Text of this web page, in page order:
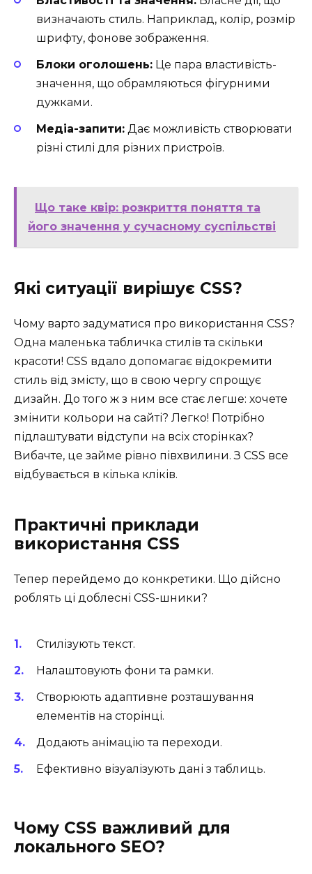
визначають стиль. Наприклад, колір, розмір
шрифту, фонове зображення.
Блоки оголошень: Це пара властивість-
значення, що обрамляються фігурними
дужками.
Медіа-запити: Дає можливість створювати
різні стилі для різних пристроїв.
Що таке квір: розкриття поняття та
його значення у сучасному суспільстві
Які ситуації вирішує CSS?
Чому варто задуматися про використання CSS?
Одна маленька табличка стилів та скільки
красоти! CSS вдало допомагає відокремити
стиль від змісту, що в свою чергу спрощує
дизайн. До того ж з ним все стає легше: хочете
змінити кольори на сайті? Легко! Потрібно
підлаштувати відступи на всіх сторінках?
Вибачте, це займе рівно півхвилини. З CSS все
відбувається в кілька кліків.
Практичні приклади
використання CSS
Тепер перейдемо до конкретики. Що дійсно
роблять ці доблесні CSS-шники?
Стилізують текст.
Налаштовують фони та рамки.
Створюють адаптивне розташування
елементів на сторінці.
Додають анімацію та переходи.
Ефективно візуалізують дані з таблиць.
Чому CSS важливий для
локального SEO?